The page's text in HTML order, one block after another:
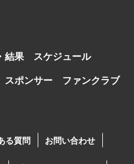
結果
スケジュール
スポンサー ファンクラブ
る質問 お問い合わせ